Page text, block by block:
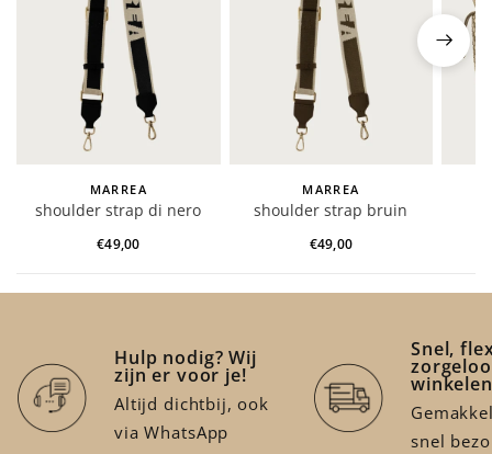
MARREA
shoulder strap di nero
€49,00
MARREA
shoulder strap bruin
€49,00
Hulp nodig? Wij
zijn er voor je!
Altijd dichtbij, ook
via WhatsApp
Snel,
winkelen
snel